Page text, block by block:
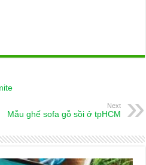
Next
Mẫu ghế sofa gỗ sồi ở tpHCM